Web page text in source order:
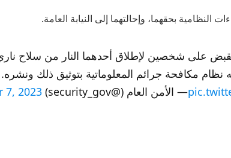
النظامية بحقهما، وإحالتهما إلى النيابة العامة.
على شخصين لإطلاق أحدهما النار من سلاح
نظام مكافحة جرائم المعلوماتية بتوثيق ذلك ونشره.
— الأمن العام (@security_gov) 7, 2023